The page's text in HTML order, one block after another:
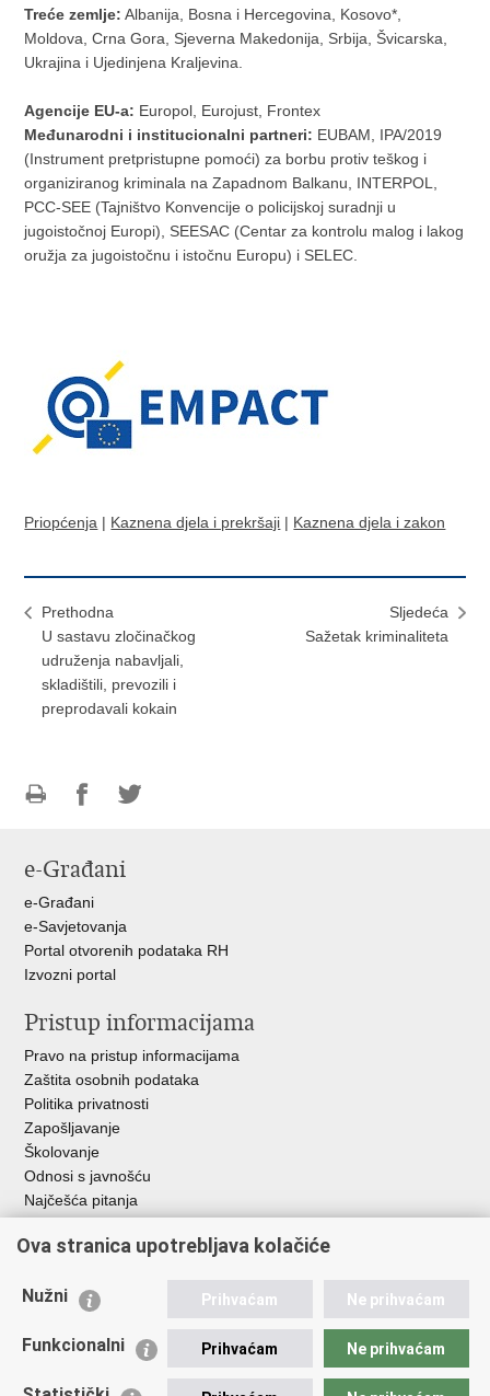
Treće zemlje: Albanija, Bosna i Hercegovina, Kosovo*,
Moldova, Crna Gora, Sjeverna Makedonija, Srbija, Švicarska,
Ukrajina i Ujedinjena Kraljevina.
Agencije EU-a: Europol, Eurojust, Frontex
Međunarodni i institucionalni partneri: EUBAM, IPA/2019
(Instrument pretpristupne pomoći) za borbu protiv teškog i
organiziranog kriminala na Zapadnom Balkanu, INTERPOL,
PCC-SEE (Tajništvo Konvencije o policijskoj suradnji u
jugoistočnoj Europi), SEESAC (Centar za kontrolu malog i lakog
oružja za jugoistočnu i istočnu Europu) i SELEC.
Priopćenja | Kaznena djela i prekršaji | Kaznena djela i zakon
Prethodna
U sastavu zločinačkog
udruženja nabavljali,
skladištili, prevozili i
preprodavali kokain
Sljedeća
Sažetak kriminaliteta
FacebookuTwitteru
e-Građani
e-Građani
e-Savjetovanja
Portal otvorenih podataka RH
Izvozni portal
Pristup informacijama
Pravo na pristup informacijama
Zaštita osobnih podataka
Politika privatnosti
Zapošljavanje
Školovanje
Odnosi s javnošću
Najčešća pitanja
Važne poveznice
EMN Nacionalna kontaktna točka za Republiku Hrvatsku
Policijska akademija
Ova stranica upotrebljava kolačiće
Nužni Prihvaćam Ne prihvaćam
Funkcionalni Prihvaćam Ne prihvaćam